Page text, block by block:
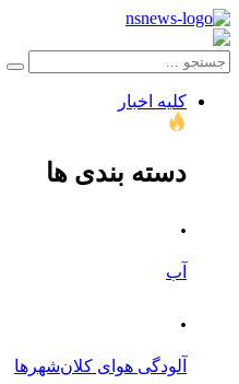
کلیه اخبار
دسته بندی ها
.
آب
.
آلودگی هوای کلان‌شهرها